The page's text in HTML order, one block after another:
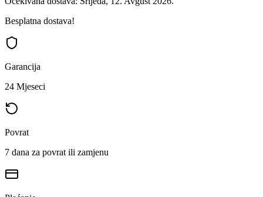
Besplatna dostava!
Garancija
24 Mjeseci
Povrat
7 dana za povrat ili zamjenu